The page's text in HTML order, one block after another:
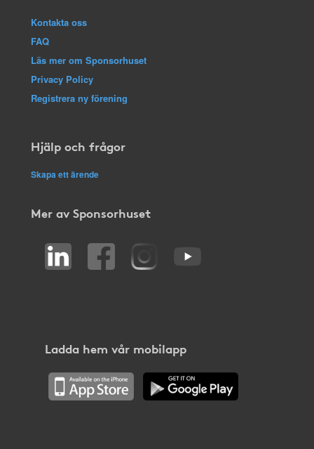
Kontakta oss
FAQ
Läs mer om Sponsorhuset
Privacy Policy
Registrera ny förening
Hjälp och frågor
Skapa ett ärende
Mer av Sponsorhuset
Ladda hem vår mobilapp